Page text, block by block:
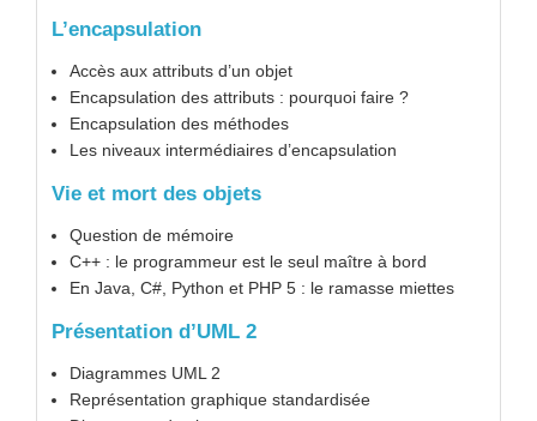
L’encapsulation
Accès aux attributs d’un objet
Encapsulation des attributs : pourquoi faire ?
Encapsulation des méthodes
Les niveaux intermédiaires d’encapsulation
Vie et mort des objets
Question de mémoire
C++ : le programmeur est le seul maître à bord
En Java, C#, Python et PHP 5 : le ramasse miettes
Présentation d’UML 2
Diagrammes UML 2
Représentation graphique standardisée